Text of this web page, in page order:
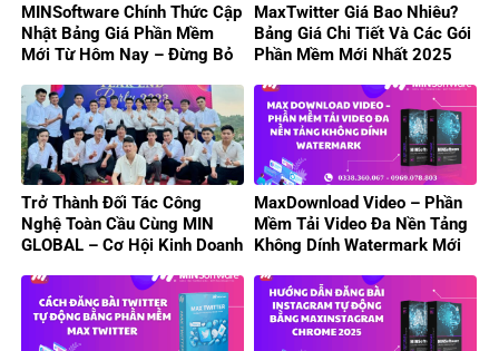
MINSoftware Chính Thức Cập
Nhật Bảng Giá Phần Mềm
Mới Từ Hôm Nay – Đừng Bỏ
MaxTwitter Giá Bao Nhiêu?
Bảng Giá Chi Tiết Và Các Gói
Phần Mềm Mới Nhất 2025
Trở Thành Đối Tác Công
Nghệ Toàn Cầu Cùng MIN
GLOBAL – Cơ Hội Kinh Doanh
MaxDownload Video – Phần
Mềm Tải Video Đa Nền Tảng
Không Dính Watermark Mới